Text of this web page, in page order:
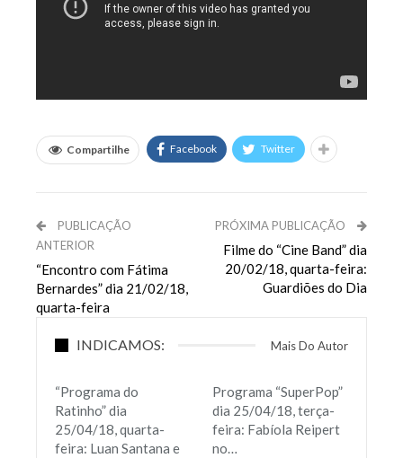
Compartilhe Facebook Twitter
PUBLICAÇÃO
ANTERIOR
“Encontro com Fátima
Bernardes” dia 21/02/18,
quarta-feira
PRÓXIMA PUBLICAÇÃO
Filme do “Cine Band” dia
20/02/18, quarta-feira:
Guardiões do Dia
INDICAMOS: Mais Do Autor
“Programa do
Ratinho” dia
25/04/18, quarta-
feira: Luan Santana e
Programa “SuperPop”
dia 25/04/18, terça-
feira: Fabíola Reipert
no…